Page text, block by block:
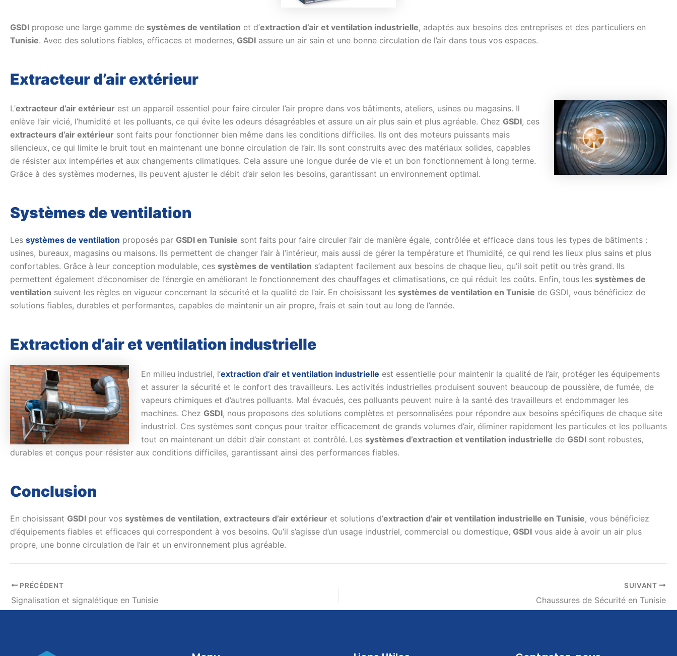
GSDI propose une large gamme de systèmes de ventilation et d’extraction d’air et ventilation industrielle, adaptés aux besoins des entreprises et des particuliers en
Tunisie. Avec des solutions fiables, efficaces et modernes, GSDI assure un air sain et une bonne circulation de l’air dans tous vos espaces.
Extracteur d’air extérieur
L’extracteur d’air extérieur est un appareil essentiel pour faire circuler l’air propre dans vos bâtiments, ateliers, usines ou magasins. Il
enlève l’air vicié, l’humidité et les polluants, ce qui évite les odeurs désagréables et assure un air plus sain et plus agréable. Chez GSDI, ces
extracteurs d’air extérieur sont faits pour fonctionner bien même dans les conditions difficiles. Ils ont des moteurs puissants mais
silencieux, ce qui limite le bruit tout en maintenant une bonne circulation de l’air. Ils sont construits avec des matériaux solides, capables
de résister aux intempéries et aux changements climatiques. Cela assure une longue durée de vie et un bon fonctionnement à long terme.
Grâce à des systèmes modernes, ils peuvent ajuster le débit d’air selon les besoins, garantissant un environnement optimal.
Systèmes de ventilation
Les systèmes de ventilation proposés par GSDI en Tunisie sont faits pour faire circuler l’air de manière égale, contrôlée et efficace dans tous les types de bâtiments :
usines, bureaux, magasins ou maisons. Ils permettent de changer l’air à l’intérieur, mais aussi de gérer la température et l’humidité, ce qui rend les lieux plus sains et plus
confortables. Grâce à leur conception modulable, ces systèmes de ventilation s’adaptent facilement aux besoins de chaque lieu, qu’il soit petit ou très grand. Ils
permettent également d’économiser de l’énergie en améliorant le fonctionnement des chauffages et climatisations, ce qui réduit les coûts. Enfin, tous les systèmes de
ventilation suivent les règles en vigueur concernant la sécurité et la qualité de l’air. En choisissant les systèmes de ventilation en Tunisie de GSDI, vous bénéficiez de
solutions fiables, durables et performantes, capables de maintenir un air propre, frais et sain tout au long de l’année.
Extraction d’air et ventilation industrielle
En milieu industriel, l’extraction d’air et ventilation industrielle est essentielle pour maintenir la qualité de l’air, protéger les équipements
et assurer la sécurité et le confort des travailleurs. Les activités industrielles produisent souvent beaucoup de poussière, de fumée, de
vapeurs chimiques et d’autres polluants. Mal évacués, ces polluants peuvent nuire à la santé des travailleurs et endommager les
machines. Chez GSDI, nous proposons des solutions complètes et personnalisées pour répondre aux besoins spécifiques de chaque site
industriel. Ces systèmes sont conçus pour traiter efficacement de grands volumes d’air, éliminer rapidement les particules et les polluants
tout en maintenant un débit d’air constant et contrôlé. Les systèmes d’extraction et ventilation industrielle de GSDI sont robustes,
durables et conçus pour résister aux conditions difficiles, garantissant ainsi des performances fiables.
Conclusion
En choisissant GSDI pour vos systèmes de ventilation, extracteurs d’air extérieur et solutions d’extraction d’air et ventilation industrielle en Tunisie, vous bénéficiez
d’équipements fiables et efficaces qui correspondent à vos besoins. Qu’il s’agisse d’un usage industriel, commercial ou domestique, GSDI vous aide à avoir un air plus
propre, une bonne circulation de l’air et un environnement plus agréable.
PRÉCÉDENT
Signalisation et signalétique en Tunisie
SUIVANT
Chaussures de Sécurité en Tunisie